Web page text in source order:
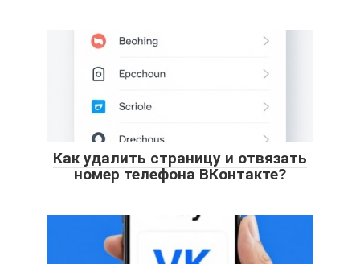
Как удалить страницу и отвязать
номер телефона ВКонтакте?